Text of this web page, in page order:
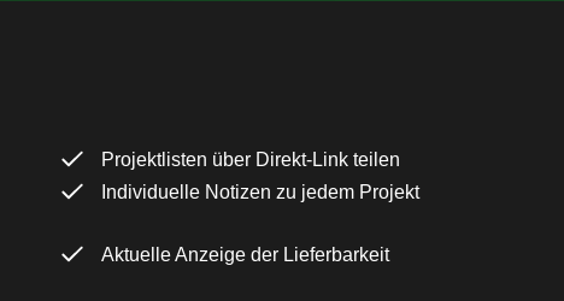
Projektlisten über Direkt-Link teilen
Individuelle Notizen zu jedem Projekt
Aktuelle Anzeige der Lieferbarkeit